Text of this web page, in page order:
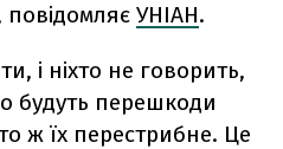
повідомляє УНІАН.
і ніхто не говорить,
будуть перешкоди
ж їх перестрибне. Це